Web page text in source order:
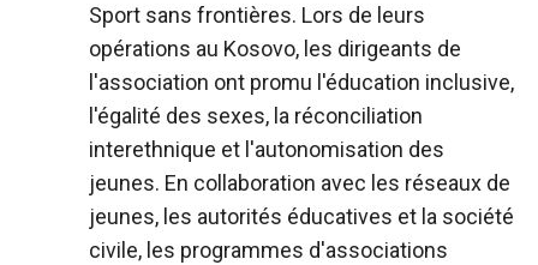
Sport sans frontières. Lors de leurs
opérations au Kosovo, les dirigeants de
l'association ont promu l'éducation inclusive,
l'égalité des sexes, la réconciliation
interethnique et l'autonomisation des
jeunes. En collaboration avec les réseaux de
jeunes, les autorités éducatives et la société
civile, les programmes d'associations